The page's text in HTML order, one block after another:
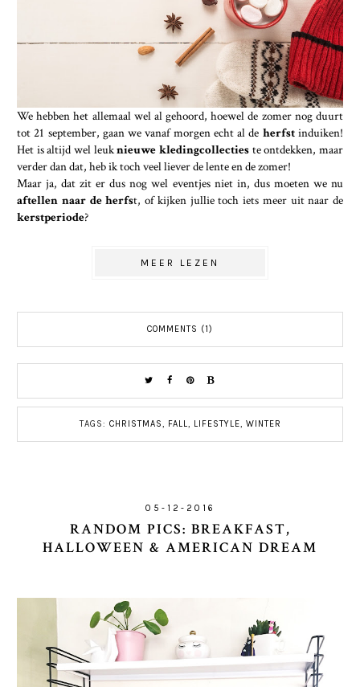
We hebben het allemaal wel al gehoord, hoewel de zomer nog duurt
tot 21 september, gaan we vanaf morgen echt al de herfstinduiken!
Het is altijd wel leuknieuwe kledingcollecties te ontdekken, maar
verder dan dat, heb ik toch veel liever de lente en de zomer!
Maar ja, dat zit er dus nog wel eventjes niet in, dus moeten we nu
aftellen naar de herfst, of kijken jullie toch iets meer uit naar de
kerstperiode?
MEER LEZEN
COMMENTS (1)
TAGS: CHRISTMAS, FALL, LIFESTYLE, WINTER
05-12-2016
RANDOM PICS: BREAKFAST,
HALLOWEEN & AMERICAN DREAM